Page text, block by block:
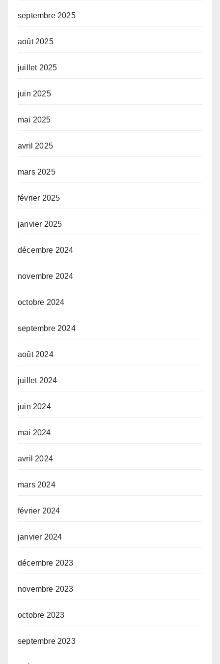
septembre 2025
août 2025
juillet 2025
juin 2025
mai 2025
avril 2025
mars 2025
février 2025
janvier 2025
décembre 2024
novembre 2024
octobre 2024
septembre 2024
août 2024
juillet 2024
juin 2024
mai 2024
avril 2024
mars 2024
février 2024
janvier 2024
décembre 2023
novembre 2023
octobre 2023
septembre 2023